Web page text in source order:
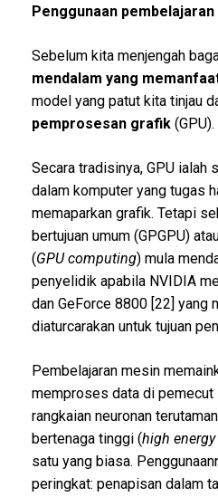
Penggunaan
Sebelum kita menjengah
mendalam yang
model yang patut kita tinjau
pemprosesan grafik (GPU).
Secara tradisinya, GPU ialah
dalam komputer yang tugas
memaparkan grafik. Tetapi
bertujuan umum (GPGPU)
(GPU computing) mula
penyelidik apabila NVIDIA
dan GeForce 8800 [22] yang
diaturcarakan untuk tujuan
Pembelajaran mesin
memproses data di pemecut
rangkaian neuronan
bertenaga tinggi (high
satu yang biasa.
peringkat: penapisan dalam